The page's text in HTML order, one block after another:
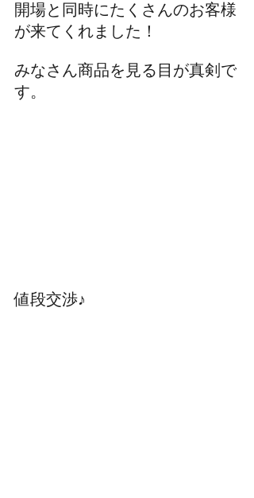
開場と同時にたくさんのお客様
が来てくれました！
みなさん商品を見る目が真剣で
す。
値段交渉♪